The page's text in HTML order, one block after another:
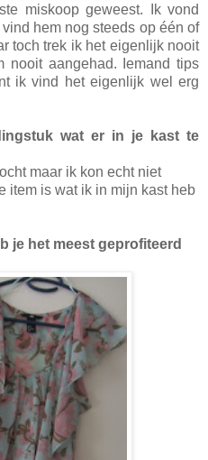
miskoop geweest. Ik vond
hem nog steeds op één of
toch trek ik het eigenlijk nooit
nooit aangehad. Iemand tips
ik vind het eigenlijk wel erg
wat er in je kast te
maar ik kon echt niet
item is wat ik in mijn kast heb
je het meest geprofiteerd